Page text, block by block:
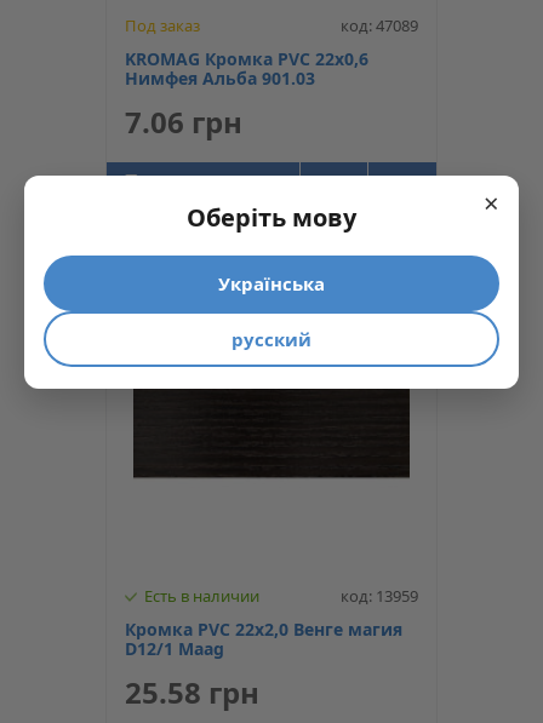
Под заказ код: 47089
KROMAG Кромка PVC 22х0,6
Нимфея Альба 901.03
7.06 грн
Есть в наличии код: 13959
Кромка PVC 22х2,0 Венге магия
D12/1 Maag
25.58 грн
×
Оберіть мову
Українська
русский